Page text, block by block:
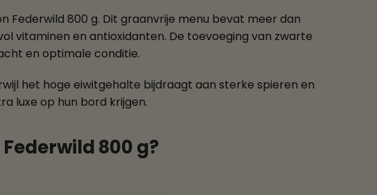
Federwild 800 g. Dit graanvrije menu bevat meer dan
vitaminen en antioxidanten. De toevoeging van zwarte
en optimale conditie.
het hoge eiwitgehalte bijdraagt aan sterke spieren en
luxe op hun bord krijgen.
800 g?